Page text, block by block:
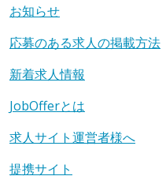
お知らせ
応募のある求人の掲載方法
新着求人情報
JobOfferとは
求人サイト運営者様へ
提携サイト